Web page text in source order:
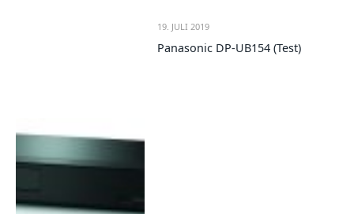
19. JULI 2019
Panasonic DP-UB154 (Test)